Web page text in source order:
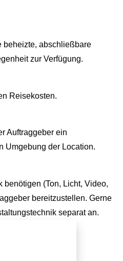
beheizte, abschließbare
zur Verfügung.
Reisekosten.
Auftraggeber ein
Umgebung der Location.
benötigen (Ton, Licht, Video,
bereitzustellen. Gerne
separat an.